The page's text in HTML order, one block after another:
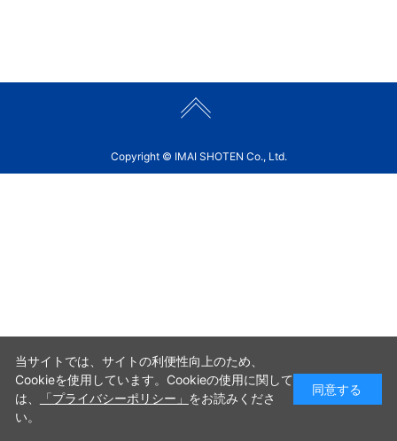
Copyright © IMAI SHOTEN Co., Ltd.
当サイトでは、サイトの利便性向上のため、
Cookieを使用しています。Cookieの使用に関して
は、
「プライバシーポリシー」 をお読みくださ
い。
同意する